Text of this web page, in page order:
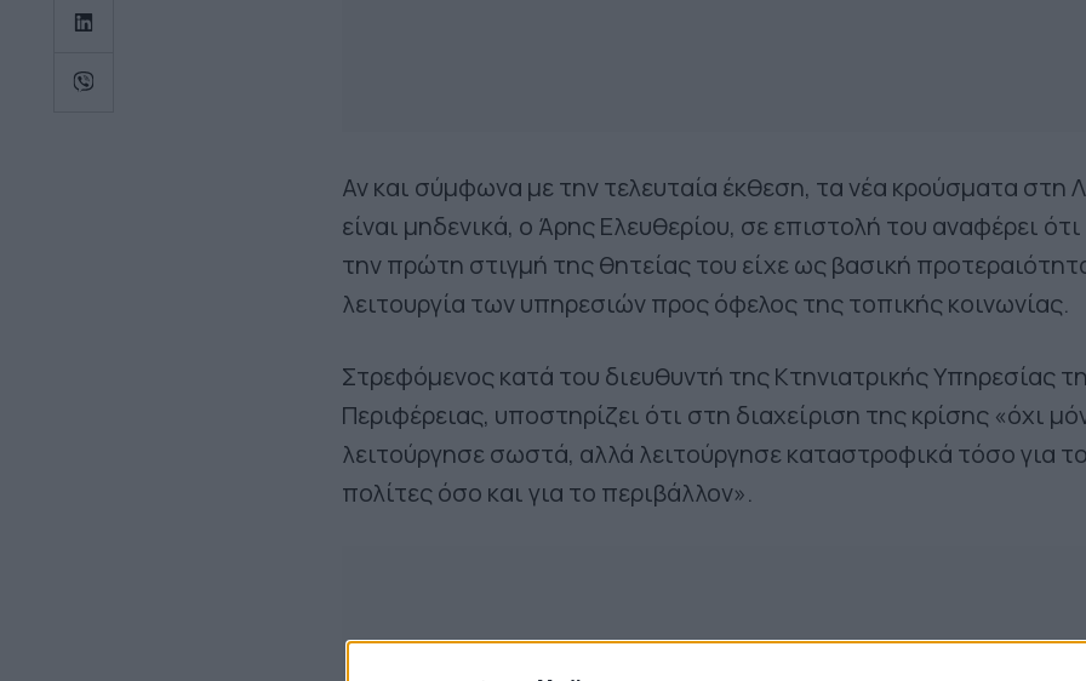
Αν και σύμφωνα με την τελευταία έκθεση, τα νέα κρούσματα στη
είναι μηδενικά, ο Άρης Ελευθερίου, σε επιστολή του αναφέρει
την πρώτη στιγμή της θητείας του είχε ως βασική
λειτουργία των υπηρεσιών προς όφελος της τοπικής κοινωνίας.
Στρεφόμενος κατά του διευθυντή της Κτηνιατρικής Υπηρεσίας
Περιφέρειας, υποστηρίζει ότι στη διαχείριση της κρίσης «όχι
λειτούργησε σωστά, αλλά λειτούργησε καταστροφικά τόσο για
πολίτες όσο και για το περιβάλλον».